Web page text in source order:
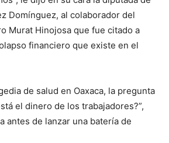
Domínguez, al colaborador del
Murat Hinojosa que fue citado a
financiero que existe en el
de salud en Oaxaca, la pregunta
el dinero de los trabajadores?”,
antes de lanzar una batería de